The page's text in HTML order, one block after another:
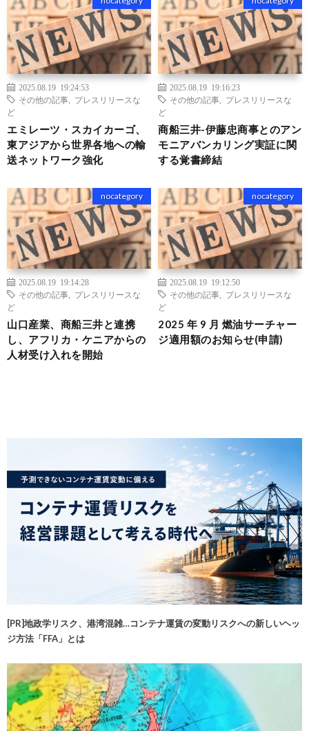
2025.08.19 19:24:53
その他の記事
プレスリリースな
ど
エミレーツ・スカイカーゴ、
東アジアから世界各地への輸
送ネットワーク強化
2025.08.19 19:16:23
その他の記事
プレスリリースな
ど
商船三井-伊藤忠商事とのアン
モニアバンカリング実証に関
する覚書締結
nocategory
2025.08.19 19:14:28
その他の記事
プレスリリースな
ど
山口産業、商船三井と連携
し、アフリカ・ケニアからの
人材受け入れを開始
nocategory
2025.08.19 19:12:50
その他の記事
プレスリリースな
ど
2025 年 9 月 燃油サーチャー
ジ適用額のお知らせ(申請)
[PR]地政学リスク、港湾混雑…コンテナ運賃の変動リスクへの新しいヘッ
ジ方法「FFA」とは